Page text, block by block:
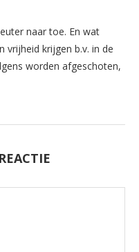
naar toe. En wat
vrijheid krijgen b.v. in de
worden afgeschoten,